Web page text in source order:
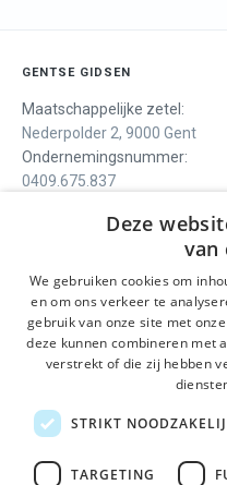
GENTSE GIDSEN
Maatschappelijke zetel:
Nederpolder 2, 9000 Gent
Ondernemingsnummer:
0409.675.837
WE OFFER
Guided tours
One day tour
Activities
STAY INFORMED
Deze
van
We gebruiken cookies om
en om ons verkeer te
gebruik van onze site met
deze kunnen combineren met
verstrekt of die zij hebben
STRIKT
TARGETING